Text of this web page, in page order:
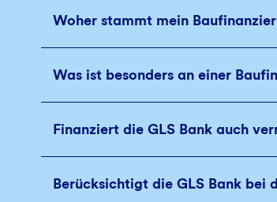
Woher stammt mein
Was ist besonders an einer
Finanziert die GLS Bank auch
Berücksichtigt die GLS Bank bei